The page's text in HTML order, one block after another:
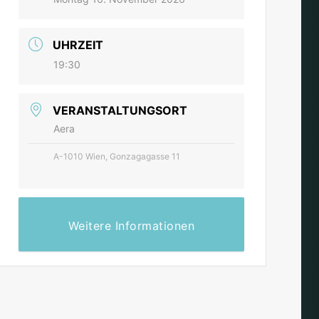
UHRZEIT
19:30
VERANSTALTUNGSORT
Aera
A-1010 Wien, Gonzagagasse 11
Weitere Informationen